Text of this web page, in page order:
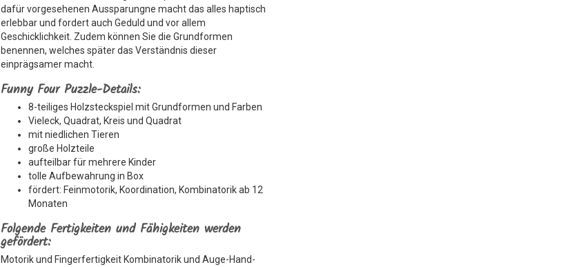
dafür vorgesehenen Aussparungne macht das alles haptisch
erlebbar und fordert auch Geduld und vor allem
Geschicklichkeit. Zudem können Sie die Grundformen
benennen, welches später das Verständnis dieser
einprägsamer macht.
Funny Four Puzzle-Details:
8-teiliges Holzsteckspiel mit Grundformen und Farben
Vieleck, Quadrat, Kreis und Quadrat
mit niedlichen Tieren
große Holzteile
aufteilbar für mehrere Kinder
tolle Aufbewahrung in Box
fördert: Feinmotorik, Koordination, Kombinatorik ab 12
Monaten
Folgende Fertigkeiten und Fähigkeiten werden
gefördert:
Motorik und Fingerfertigkeit Kombinatorik und Auge-Hand-